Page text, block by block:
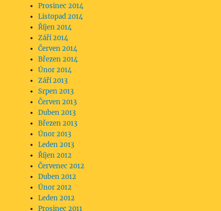
Prosinec 2014
Listopad 2014
Říjen 2014
Září 2014
Červen 2014
Březen 2014
Únor 2014
Září 2013
Srpen 2013
Červen 2013
Duben 2013
Březen 2013
Únor 2013
Leden 2013
Říjen 2012
Červenec 2012
Duben 2012
Únor 2012
Leden 2012
Prosinec 2011